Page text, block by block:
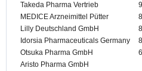
Takeda Pharma Vertrieb
MEDICE Arzneimittel Pütter
Lilly Deutschland GmbH
Idorsia Pharmaceuticals Germany
Otsuka Pharma GmbH
Aristo Pharma GmbH